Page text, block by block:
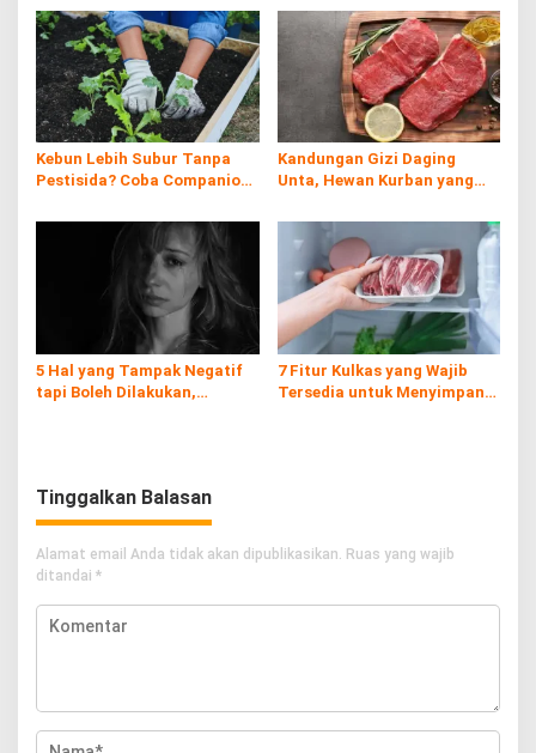
Terbit
Kebun Lebih Subur Tanpa
Pestisida? Coba Companion
Kandungan Gizi Daging
Unta, Hewan Kurban yang
Tengah
5 Hal yang Tampak Negatif
tapi Boleh Dilakukan,
7 Fitur Kulkas yang Wajib
Tersedia untuk Menyimpan
Tinggalkan Balasan
Alamat email Anda tidak akan dipublikasikan. Ruas yang wajib
ditandai *